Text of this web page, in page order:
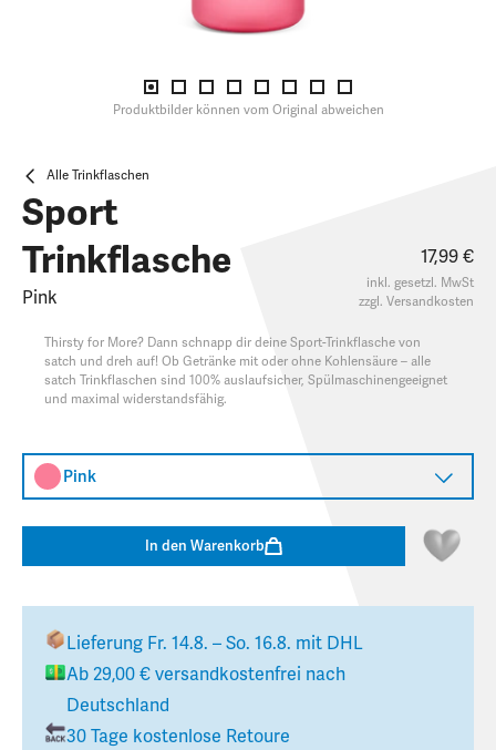
Produktbilder können vom Original abweichen
Alle Trinkflaschen
Sport
Trinkflasche
Pink
17,99 €
inkl. gesetzl. MwSt
zzgl. Versandkosten
Thirsty for More? Dann schnapp dir deine Sport-Trinkflasche von
satch und dreh auf! Ob Getränke mit oder ohne Kohlensäure – alle
satch Trinkflaschen sind 100% auslaufsicher, Spülmaschinengeeignet
und maximal widerstandsfähig.
Pink
In den Warenkorb
Lieferung Fr. 14.8. – So. 16.8. mit DHL
Ab 29,00 € versandkostenfrei nach
Deutschland
30 Tage kostenlose Retoure